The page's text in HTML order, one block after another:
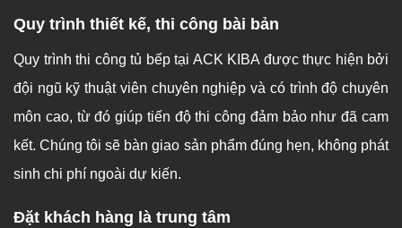
Quy trình thiết kế, thi công bài bản
Quy trình thi công tủ bếp tại ACK KIBA được thực hiện bởi
đội ngũ kỹ thuật viên chuyên nghiệp và có trình độ chuyên
môn cao, từ đó giúp tiến độ thi công đảm bảo như đã cam
kết. Chúng tôi sẽ bàn giao sản phẩm đúng hẹn, không phát
sinh chi phí ngoài dự kiến.
Đặt khách hàng là trung tâm